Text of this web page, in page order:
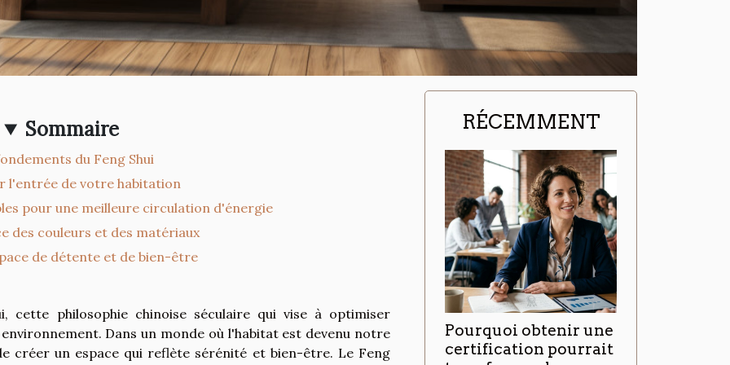
Sommaire
du Feng Shui
l'entrée de votre habitation
pour une meilleure circulation d'énergie
des couleurs et des matériaux
de détente et de bien-être
cette philosophie chinoise séculaire qui vise à optimiser
Dans un monde où l'habitat est devenu notre
créer un espace qui reflète sérénité et bien-être. Le Feng
RÉCEMMENT
Pourquoi obtenir une
certification pourrait